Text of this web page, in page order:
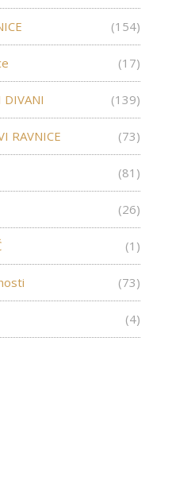
(154)
(17)
DIVANI (139)
RAVNICE (73)
(81)
(26)
(1)
(73)
(4)